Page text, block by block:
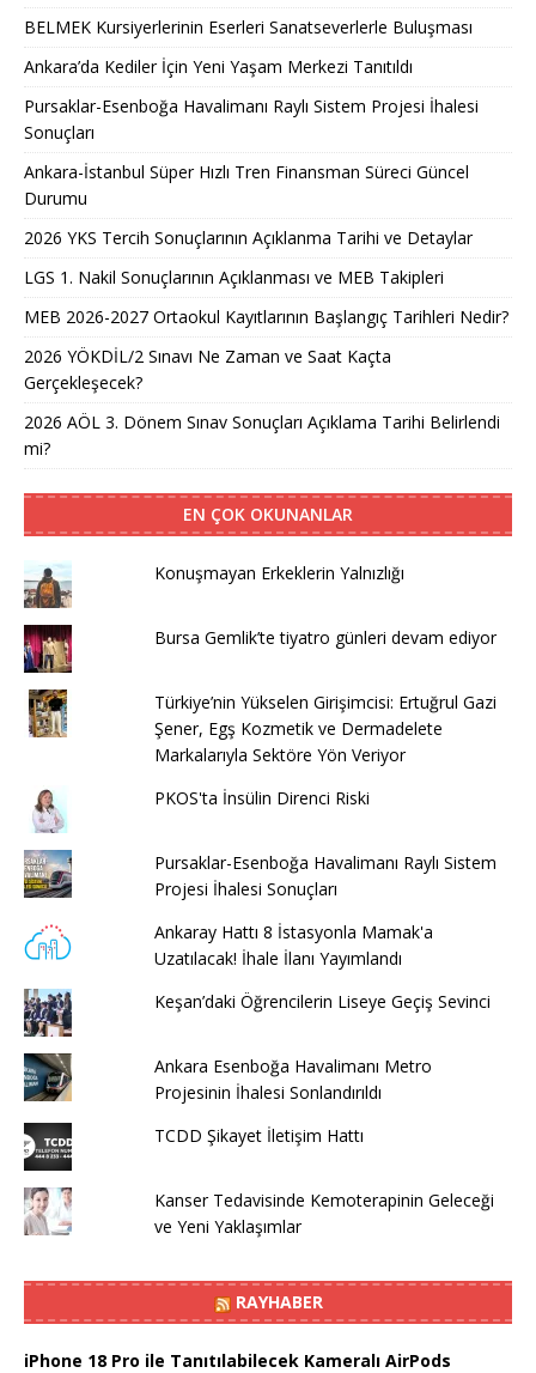
BELMEK Kursiyerlerinin Eserleri Sanatseverlerle Buluşması
Ankara’da Kediler İçin Yeni Yaşam Merkezi Tanıtıldı
Pursaklar-Esenboğa Havalimanı Raylı Sistem Projesi İhalesi
Sonuçları
Ankara-İstanbul Süper Hızlı Tren Finansman Süreci Güncel
Durumu
2026 YKS Tercih Sonuçlarının Açıklanma Tarihi ve Detaylar
LGS 1. Nakil Sonuçlarının Açıklanması ve MEB Takipleri
MEB 2026-2027 Ortaokul Kayıtlarının Başlangıç Tarihleri Nedir?
2026 YÖKDİL/2 Sınavı Ne Zaman ve Saat Kaçta
Gerçekleşecek?
2026 AÖL 3. Dönem Sınav Sonuçları Açıklama Tarihi Belirlendi
mi?
EN ÇOK OKUNANLAR
Konuşmayan Erkeklerin Yalnızlığı
Bursa Gemlik’te tiyatro günleri devam ediyor
Türkiye’nin Yükselen Girişimcisi: Ertuğrul Gazi
Şener, Egş Kozmetik ve Dermadelete
Markalarıyla Sektöre Yön Veriyor
PKOS'ta İnsülin Direnci Riski
Pursaklar-Esenboğa Havalimanı Raylı Sistem
Projesi İhalesi Sonuçları
Ankaray Hattı 8 İstasyonla Mamak'a
Uzatılacak! İhale İlanı Yayımlandı
Keşan’daki Öğrencilerin Liseye Geçiş Sevinci
Ankara Esenboğa Havalimanı Metro
Projesinin İhalesi Sonlandırıldı
TCDD Şikayet İletişim Hattı
Kanser Tedavisinde Kemoterapinin Geleceği
ve Yeni Yaklaşımlar
RAYHABER
iPhone 18 Pro ile Tanıtılabilecek Kameralı AirPods